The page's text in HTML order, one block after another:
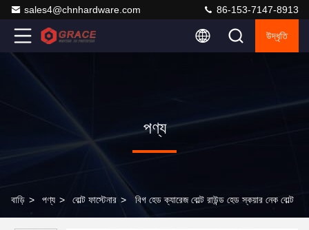
sales4@chnhardware.com 86-153-7147-8913
উদ্ধৃতি
পণ্য
বাড়ি > পণ্য > বোল্ট ফাস্টেনার > বিগ হেড ক্যারেজ বোল্ট রাউন্ড হেড স্কয়ার নেক বোল্ট